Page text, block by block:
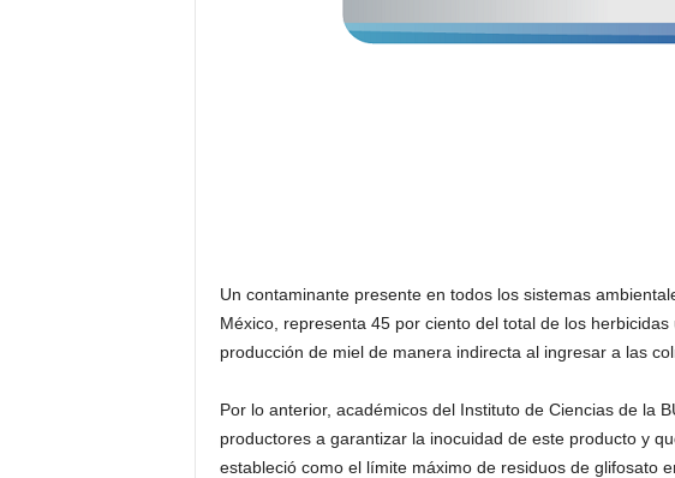
Un contaminante presente en todos los sistemas
México, representa 45 por ciento del total de los
producción de miel de manera indirecta al ingresar a las
Por lo anterior, académicos del Instituto de Ciencias de la
productores a garantizar la inocuidad de este producto y
estableció como el límite máximo de residuos de glifosato